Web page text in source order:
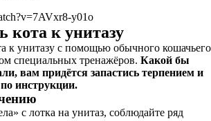
y01o
кота к унитазу
к унитазу с помощью обычного кошачьего
специальных тренажёров. Какой бы
вам придётся запастись терпением и
по инструкции.
с лотка на унитаз, соблюдайте ряд